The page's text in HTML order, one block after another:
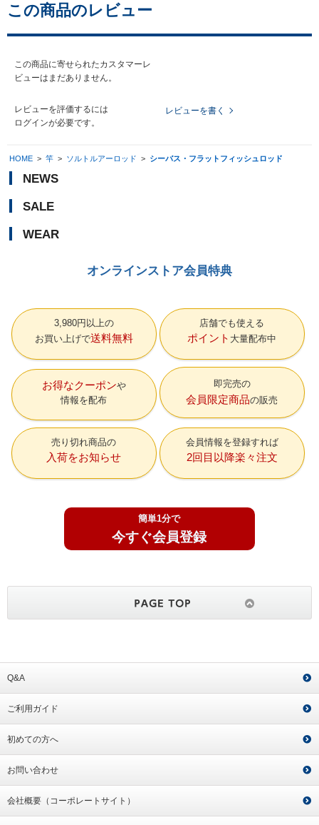
この商品のレビュー
この商品に寄せられたカスタマーレ
ビューはまだありません。
レビューを評価するには
ログインが必要です。
レビューを書く
HOME > 竿 > ソルトルアーロッド > シーバス・フラットフィッシュロッド
NEWS
SALE
WEAR
オンラインストア会員特典
3,980円以上の
お買い上げで送料無料
店舗でも使える
ポイント 大量配布中
お得なクーポン
情報を配布
即完売の
会員限定商品の販売
売り切れ商品の
入荷をお知らせ
会員情報を登録すれば
2回目以降楽々注文
簡単1分で
今すぐ会員登録
Q&A
ご利用ガイド
初めての方へ
お問い合わせ
会社概要（コーポレートサイト）